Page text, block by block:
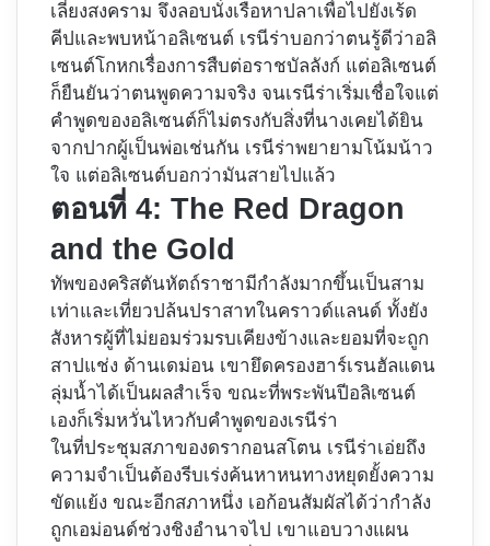
เลี่ยงสงคราม จึงลอบนั่งเรือหาปลาเพื่อไปยังเร้ด
คีปและพบหน้าอลิเซนต์ เรนีร่าบอกว่าตนรู้ดีว่าอลิ
เซนต์โกหกเรื่องการสืบต่อราชบัลลังก์ แต่อลิเซนต์
ก็ยืนยันว่าตนพูดความจริง จนเรนีร่าเริ่มเชื่อใจแต่
คำพูดของอลิเซนต์ก็ไม่ตรงกับสิ่งที่นางเคยได้ยิน
จากปากผู้เป็นพ่อเช่นกัน เรนีร่าพยายามโน้มน้าว
ใจ แต่อลิเซนต์บอกว่ามันสายไปแล้ว
ตอนที่ 4: The Red Dragon
and the Gold
ทัพของคริสตันหัตถ์ราชามีกำลังมากขึ้นเป็นสาม
เท่าและเที่ยวปล้นปราสาทในคราวด์แลนด์ ทั้งยัง
สังหารผู้ที่ไม่ยอมร่วมรบเคียงข้างและยอมที่จะถูก
สาปแช่ง ด้านเดม่อน เขายึดครองฮาร์เรนฮัลแดน
ลุ่มน้ำได้เป็นผลสำเร็จ ขณะที่พระพันปีอลิเซนต์
เองก็เริ่มหวั่นไหวกับคำพูดของเรนีร่า
ในที่ประชุมสภาของดรากอนสโตน เรนีร่าเอ่ยถึง
ความจำเป็นต้องรีบเร่งค้นหาหนทางหยุดยั้งความ
ขัดแย้ง ขณะอีกสภาหนึ่ง เอก้อนสัมผัสได้ว่ากำลัง
ถูกเอม่อนด์ช่วงชิงอำนาจไป เขาแอบวางแผน